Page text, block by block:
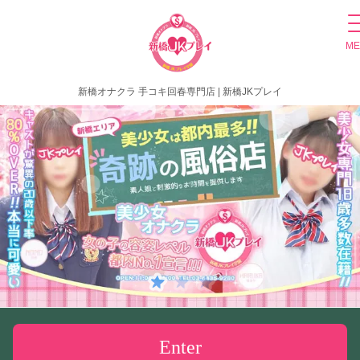
新橋オナクラ 手コキ回春専門店 | 新橋JKプレイ
Enter